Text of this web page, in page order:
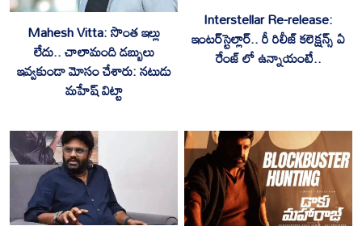
‎Mahesh Vitta: సొంత ఇల్లు
లేదు.. చాలామంది డబ్బులు
ఇవ్వకుండా మోసం చేశారు: నటుడు
మహేష్ విట్టా
Interstellar Re-release:
ఇంటర్‌స్టెల్లార్.. రీ రిలీజ్ కలెక్షన్స్ ఏ
రేంజ్ లో ఉన్నాయంటే..